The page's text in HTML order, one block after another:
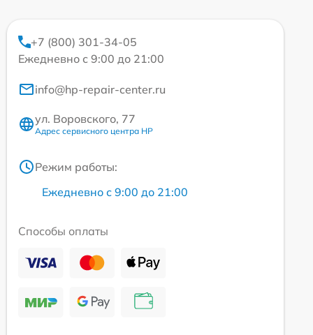
+7 (800) 301-34-05
Ежедневно с 9:00 до 21:00
info@hp-repair-center.ru
ул. Воровского, 77
Адрес сервисного центра HP
Режим работы:
Ежедневно с 9:00 до 21:00
Способы оплаты